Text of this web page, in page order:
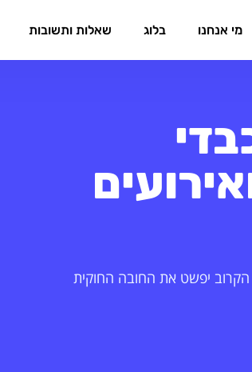
מי אנחנו בלוג שאלות ותשובות
הקרוב יפשט את החובה החוקית